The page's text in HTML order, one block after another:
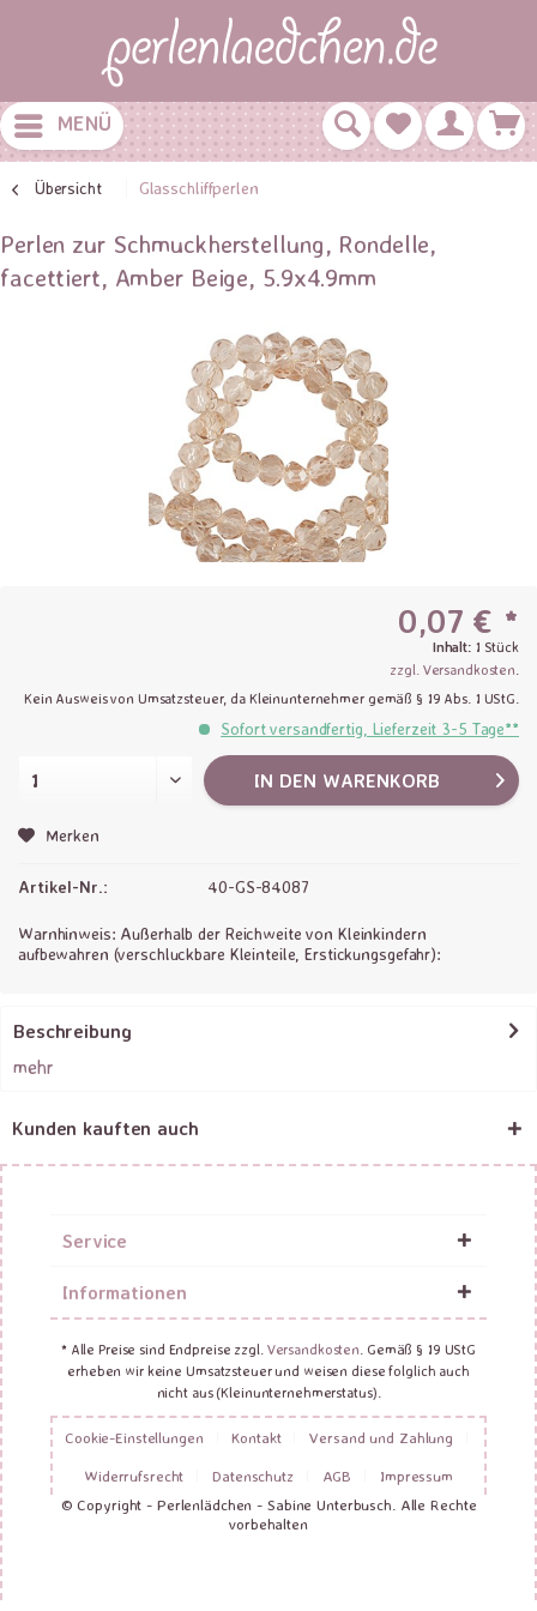
MENÜ
Übersicht Glasschliffperlen
Perlen zur Schmuckherstellung, Rondelle,
facettiert, Amber Beige, 5.9x4.9mm
0,07 € *
Inhalt: 1 Stück
zzgl. Versandkosten.
Kein Ausweis von Umsatzsteuer, da Kleinunternehmer gemäß § 19 Abs. 1 UStG.
Sofort versandfertig, Lieferzeit 3-5 Tage**
IN DEN WARENKORB
Merken
Artikel-Nr.: 40-GS-84087
Warnhinweis: Außerhalb der Reichweite von Kleinkindern
aufbewahren (verschluckbare Kleinteile, Erstickungsgefahr):
Beschreibung
mehr
Kunden kauften auch
Service
Informationen
* Alle Preise sind Endpreise zzgl. Versandkosten. Gemäß § 19 UStG
erheben wir keine Umsatzsteuer und weisen diese folglich auch
nicht aus (Kleinunternehmerstatus).
Cookie-Einstellungen Kontakt
Versand und Zahlung
Widerrufsrecht
Datenschutz AGB
Impressum
© Copyright - Perlenlädchen - Sabine Unterbusch. Alle Rechte
vorbehalten